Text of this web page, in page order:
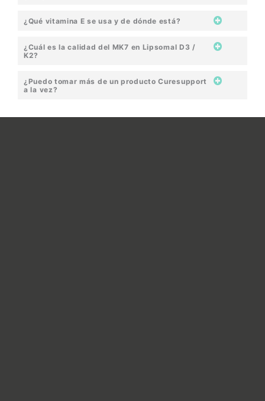
¿Qué vitamina E se usa y de dónde está?
¿Cuál es la calidad del MK7 en Lipsomal D3 /
K2?
¿Puedo tomar más de un producto Curesupport
a la vez?